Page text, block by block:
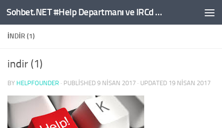
Skip to content Sohbet.NET #Help Departmanı ve IRCd Komutları
INDIR (1)
indir (1)
BY HELPFOUNDER · PUBLISHED 9 NISAN 2017 · UPDATED 19 NISAN 2017